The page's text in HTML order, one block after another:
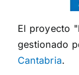
El proyecto
gestionado
Cantabria.